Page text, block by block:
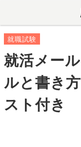
就職試験
就活メー
ルと書き
スト付き